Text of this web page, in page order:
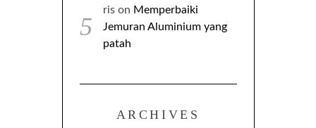
rison Memperbaiki
Jemuran Aluminium yang
patah
ARCHIVES